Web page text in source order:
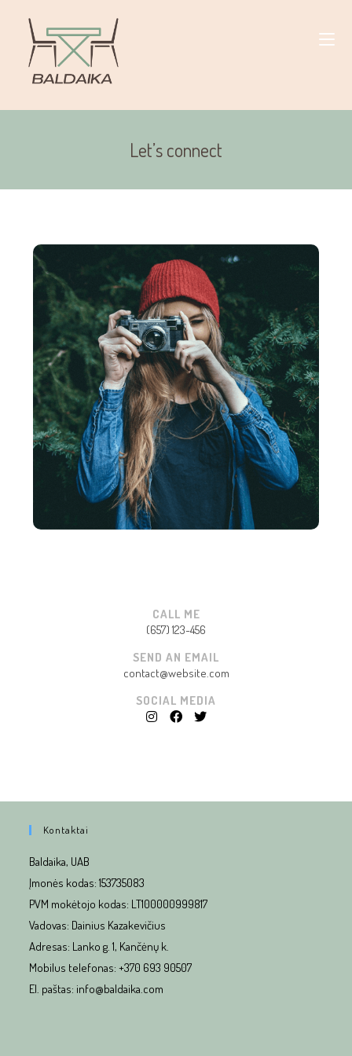
Let’s connect
CALL ME
(657) 123-456
SEND AN EMAIL
contact@website.com
SOCIAL MEDIA
Kontaktai
Baldaika, UAB
Įmonės kodas: 153735083
PVM mokėtojo kodas: LT100000999817
Vadovas: Dainius Kazakevičius
Adresas: Lanko g. 1, Kančėnų k.
Mobilus telefonas: +370 693 90507
El. paštas: info@baldaika.com